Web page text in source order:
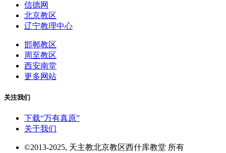
信德网
北京教区
辽宁教理中心
邯郸教区
周至教区
西安南堂
更多网站
关注我们
下载“万有真原”
关于我们
©2013-2025, 天主教北京教区西什库教堂 所有